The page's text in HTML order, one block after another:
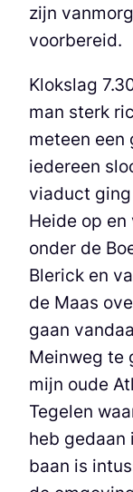
zijn
voorbereid.
Klokslag
man sterk
meteen een
iedereen
viaduct
Heide op
onder de
Blerick en
de Maas
gaan
Meinweg te
mijn oude
Tegelen
heb gedaan
baan is